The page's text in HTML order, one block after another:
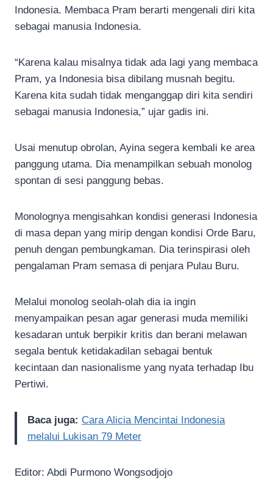
Indonesia. Membaca Pram berarti mengenali diri kita
sebagai manusia Indonesia.
“Karena kalau misalnya tidak ada lagi yang membaca
Pram, ya Indonesia bisa dibilang musnah begitu.
Karena kita sudah tidak menganggap diri kita sendiri
sebagai manusia Indonesia,” ujar gadis ini.
Usai menutup obrolan, Ayina segera kembali ke area
panggung utama. Dia menampilkan sebuah monolog
spontan di sesi panggung bebas.
Monolognya mengisahkan kondisi generasi Indonesia
di masa depan yang mirip dengan kondisi Orde Baru,
penuh dengan pembungkaman. Dia terinspirasi oleh
pengalaman Pram semasa di penjara Pulau Buru.
Melalui monolog seolah-olah dia ia ingin
menyampaikan pesan agar generasi muda memiliki
kesadaran untuk berpikir kritis dan berani melawan
segala bentuk ketidakadilan sebagai bentuk
kecintaan dan nasionalisme yang nyata terhadap Ibu
Pertiwi.
Baca juga: Cara Alicia Mencintai Indonesia
melalui Lukisan 79 Meter
Editor: Abdi Purmono Wongsodjojo